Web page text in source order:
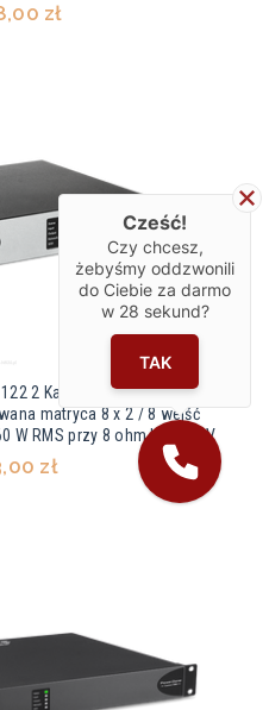
zł
2 Kanałowy wzmacniacz
matryca 8 x 2 / 8 wejść
W RMS przy 8 ohm lub 100 V
zł
Cześć!
Czy chcesz,
żebyśmy oddzwonili
do Ciebie za darmo
w 28 sekund?
TAK